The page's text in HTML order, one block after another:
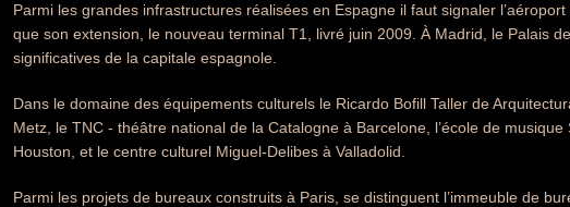
Parmi les grandes infrastructures réalisées en Espagne il faut signaler
que son extension, le nouveau terminal T1, livré juin 2009. À Madrid, le Palais
significatives de la capitale espagnole.
Dans le domaine des équipements culturels le Ricardo Bofill Taller de
Metz, le TNC - théâtre national de la Catalogne à Barcelone, l’école de
Houston, et le centre culturel Miguel-Delibes à Valladolid.
Parmi les projets de bureaux construits à Paris, se distinguent l’immeuble de